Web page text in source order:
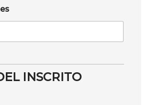
INSCRITO